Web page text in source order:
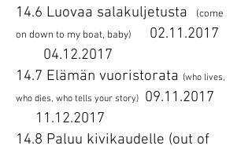
14.6 Luovaa salakuljetusta
(come
on down to my boat, baby)
02.11.2017
04.12.2017
14.7 Elämän vuoristorata (who lives,
who dies, who tells your story)
09.11.2017
11.12.2017
14.8 Paluu kivikaudelle (out of